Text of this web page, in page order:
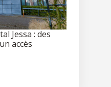
Jessa : des
accès